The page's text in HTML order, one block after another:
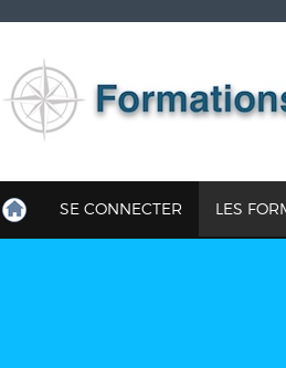
SE CONNECTER LES